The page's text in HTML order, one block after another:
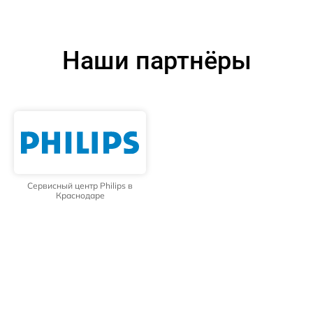
Наши партнёры
Сервисный центр Philips в
Краснодаре